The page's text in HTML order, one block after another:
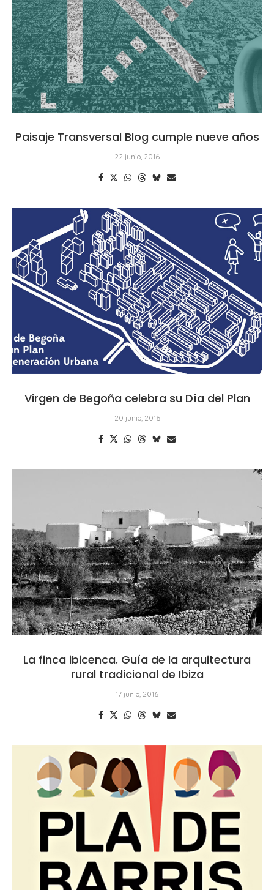
Paisaje Transversal Blog cumple nueve años
22 junio, 2016
Virgen de Begoña celebra su Día del Plan
20 junio, 2016
La finca ibicenca. Guía de la arquitectura
rural tradicional de Ibiza
17 junio, 2016